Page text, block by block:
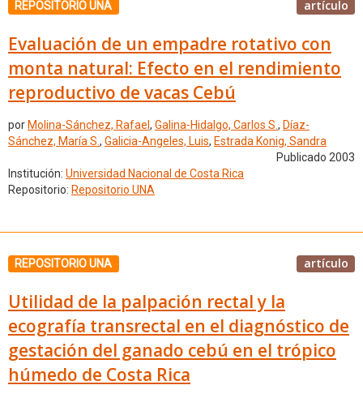
REPOSITORIO UNA artículo
Evaluación de un empadre rotativo con
monta natural: Efecto en el rendimiento
reproductivo de vacas Cebú
por Molina-Sánchez, Rafael , Galina-Hidalgo, Carlos S., Díaz-
Sánchez, María S., Galicia-Angeles, Luis, Estrada Konig, Sandra
Publicado 2003
Institución: Universidad Nacional de Costa Rica
Repositorio: Repositorio UNA
REPOSITORIO UNA artículo
Utilidad de la palpación rectal y la
ecografía transrectal en el diagnóstico de
gestación del ganado cebú en el trópico
húmedo de Costa Rica